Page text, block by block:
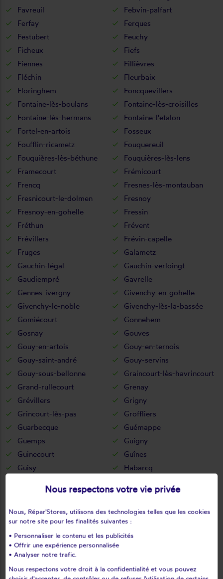
Favreuil
Febvin-palfart
Ferfay
Ferques
Festubert
Feuchy
Ficheux
Fiefs
Fiennes
Fillièvres
Fléchin
Fleurbaix
Floringhem
Foncquevillers
Fontaine-lès-boulans
Fontaine-lès-croisilles
Fontaine-lès-hermans
Fontaine-l'etalon
Fortel-en-artois
Fosseux
Foufflin-ricametz
Fouquereuil
Fouquières-lès-béthune
Fouquières-lès-lens
Framecourt
Frémicourt
Frencq
Fresnes-lès-montauban
Fresnicourt-le-dolmen
Fresnoy
Fresnoy-en-gohelle
Fressin
Fréthun
Frévent
Frévillers
Frévin-capelle
Fruges
Galametz
Gauchin-légal
Gauchin-verloingt
Gaudiempré
Gavrelle
Gennes-ivergny
Givenchy-en-gohelle
Givenchy-le-noble
Givenchy-lès-la-bassée
Gomiécourt
Gonnehem
Gosnay
Gouves
Gouy-en-artois
Gouy-en-ternois
Gouy-saint-andré
Gouy-servins
Gouy-sous-bellonne
Graincourt-lès-havrincourt
Grand-rullecourt
Grenay
Grévillers
Grigny
Grincourt-lès-pas
Groffliers
Guarbecque
Guémappe
Guemps
Guigny
Guinecourt
Guînes
Guisy
Habarcq
Halinghen
Hallines
Ham-en-artois
Hamblain-les-prés
Hamelincourt
Hames-boucres
Hannescamps
Haplincourt
Haravesnes
Harnes
Haute-avesnes
Hautecloque
Nous respectons votre vie privée
Nous, Répar'Stores, utilisons des technologies telles que les cookies
sur notre site pour les finalités suivantes :
• Personnaliser le contenu et les publicités
• Offrir une expérience personnalisée
• Analyser notre trafic.
Nous respectons votre droit à la confidentialité et vous pouvez